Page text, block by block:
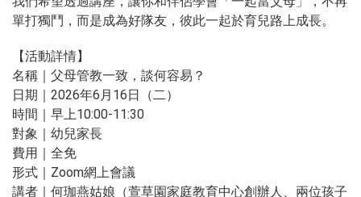
單打獨鬥，而是成為好隊友，彼此一起於育兒路上成長。
【活動詳情】
名稱｜父母管教一致，談何容易？
日期｜2026年6月16日（二）
時間｜早上10:00-11:30
對象｜幼兒家長
費用｜全免
形式｜Zoom網上會議
講者｜何珈燕姑娘（萱草園家庭教育中心創辦人、兩位孩子